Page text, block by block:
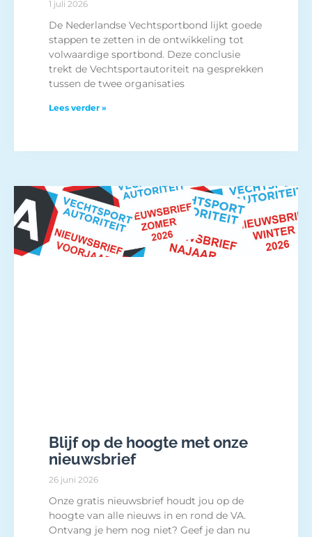
1 juli 2026
De Nederlandse Vechtsportbond lijkt goede
stappen te zetten in de ontwikkeling tot
volwaardige sportbond. Deze conclusie
trekt de Vechtsportautoriteit na gesprekken
tussen de twee organisaties
Lees verder »
Blijf op de hoogte met onze
nieuwsbrief
26 juni 2026
Onze gratis nieuwsbrief houdt jou op de
hoogte van alle nieuws in en rond de VA.
Ontvang je hem nog niet? Geef je dan nu